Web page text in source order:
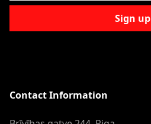
Sign up
Contact Information